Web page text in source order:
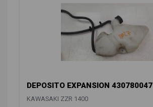
DEPOSITO EXPANSION 430780047
KAWASAKI ZZR 1400